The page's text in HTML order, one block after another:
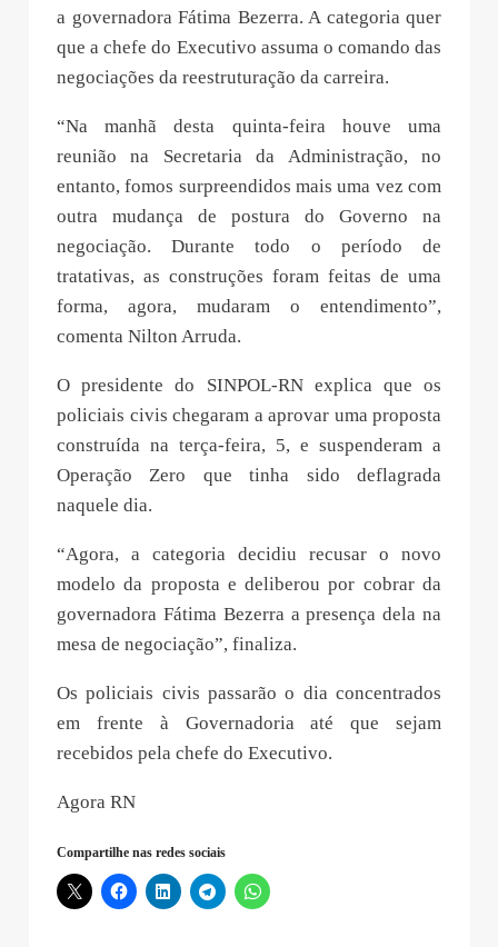
a governadora Fátima Bezerra. A categoria quer
que a chefe do Executivo assuma o comando das
negociações da reestruturação da carreira.
“Na manhã desta quinta-feira houve uma
reunião na Secretaria da Administração, no
entanto, fomos surpreendidos mais uma vez com
outra mudança de postura do Governo na
negociação. Durante todo o período de
tratativas, as construções foram feitas de uma
forma, agora, mudaram o entendimento”,
comenta Nilton Arruda.
O presidente do SINPOL-RN explica que os
policiais civis chegaram a aprovar uma proposta
construída na terça-feira, 5, e suspenderam a
Operação Zero que tinha sido deflagrada
naquele dia.
“Agora, a categoria decidiu recusar o novo
modelo da proposta e deliberou por cobrar da
governadora Fátima Bezerra a presença dela na
mesa de negociação”, finaliza.
Os policiais civis passarão o dia concentrados
em frente à Governadoria até que sejam
recebidos pela chefe do Executivo.
Agora RN
Compartilhe nas redes sociais